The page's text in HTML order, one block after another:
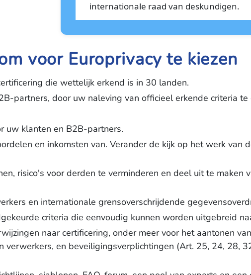
internationale raad van deskundigen.
voor Europrivacy te kiezen
die wettelijk erkend is in 30 landen.
partners, door uw naleving van officieel erkende criteria
uw klanten en B2B-partners.
en inkomsten van. Verander de kijk op het werk van
risico's voor derden te verminderen en deel uit te maken
en internationale grensoverschrijdende
criteria die eenvoudig kunnen worden uitgebreid
naar certificering, onder meer voor het aantonen
en beveiligingsverplichtingen (Art. 25, 24, 28,